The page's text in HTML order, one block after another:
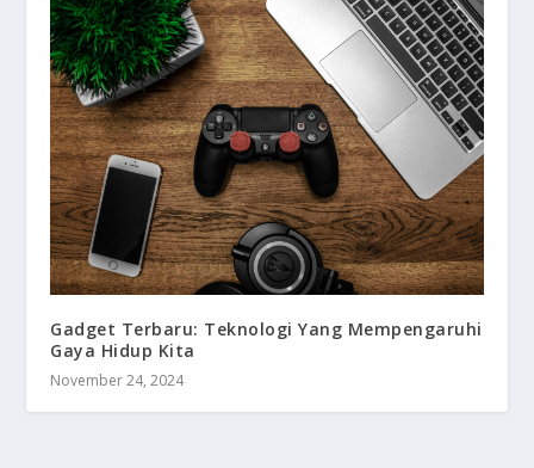
Gadget Terbaru: Teknologi Yang Mempengaruhi
Gaya Hidup Kita
November 24, 2024